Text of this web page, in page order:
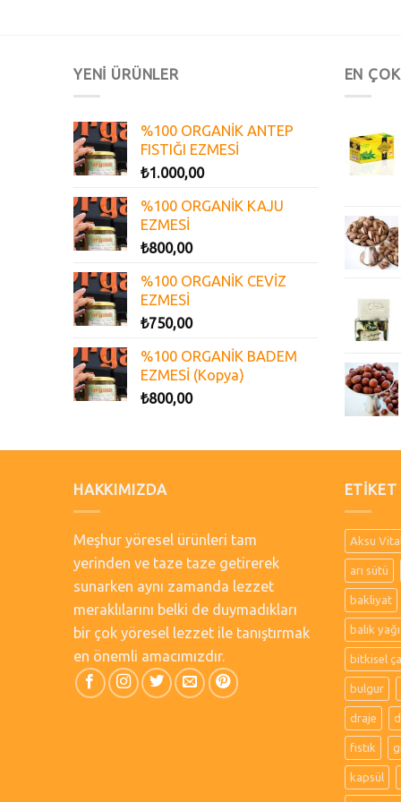
YENİ ÜRÜNLER
%100 ORGANİK ANTEP
FISTIĞI EZMESİ
₺1.000,00
%100 ORGANİK KAJU
EZMESİ
₺800,00
%100 ORGANİK CEVİZ
EZMESİ
₺750,00
%100 ORGANİK BADEM
EZMESİ (Kopya)
₺800,00
EN
HAKKIMIZDA
Meşhur yöresel ürünleri tam
yerinden ve taze taze getirerek
sunarken aynı zamanda lezzet
meraklılarını belki de duymadıkları
bir çok yöresel lezzet ile tanıştırmak
en önemli amacımızdır.
ETIKET
Aksu
arı sütü
bakliyat
balık
bitkisel
bulgur
draje
fıstık
kapsül